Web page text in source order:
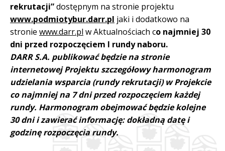
rekrutacji”dostępnym na stronie projektu
www.podmiotybur.darr.pl jaki i dodatkowo na
stronie www.darr.pl w Aktualnościach co najmniej 30
dni przed rozpoczęciem I rundy naboru.
DARR S.A. publikować będzie na stronie
internetowej Projektu szczegółowy harmonogram
udzielania wsparcia (rundy rekrutacji) w Projekcie
co najmniej na 7 dni przed rozpoczęciem każdej
rundy. Harmonogram obejmować będzie kolejne
30 dni i zawierać informację: dokładną datę i
godzinę rozpoczęcia rundy.